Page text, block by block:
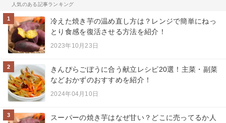
人気のある記事ランキング
1
冷えた焼き芋の温め直し方は？レンジで簡単にねっ
とり食感を復活させる方法を紹介！
2023年10月23日
2
きんぴらごぼうに合う献立レシピ20選！主菜・副菜
などおかずのおすすめを紹介！
2024年04月10日
3
スーパーの焼き芋はなぜ甘い？どこに売ってるか人